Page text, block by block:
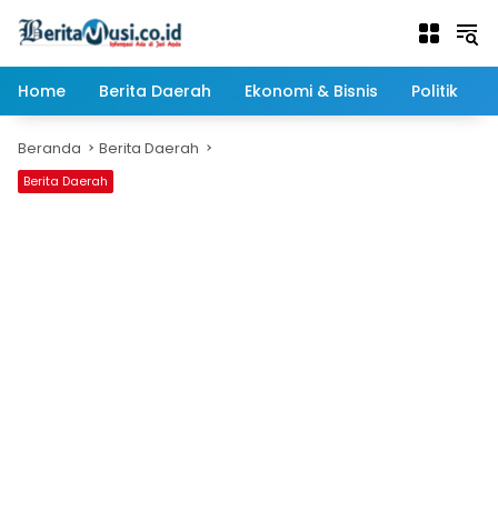
Home
Berita Daerah Ekonomi & Bisnis Politik
Beranda Berita Daerah
Berita Daerah